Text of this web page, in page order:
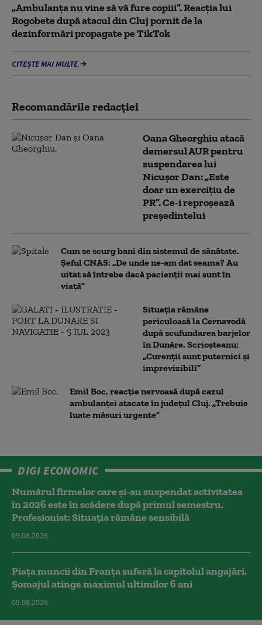
„Ambulanța nu vine să vă fure copiii”. Reacția lui
Rogobete după atacul din Cluj pornit de la
dezinformări propagate pe TikTok
CITEȘTE MAI MULTE
Recomandările redacţiei
Oana Gheorghiu atacă
demersul AUR pentru
suspendarea lui
Nicușor Dan: „Este
doar un exercițiu de
PR”. Ce-i reproșează
președintelui
Cum se scurg bani din sistemul de sănătate.
Șeful CNAS: „De unde ne-am dat seama? Au
uitat să întrebe dacă pacienții mai sunt în
viață”
Situația rămâne
periculoasă la Cernavodă
după scufundarea barjelor
în Dunăre. Scrioșteanu:
„Curenții sunt puternici și
imprevizibili”
Emil Boc, reacție nervoasă după cazul
ambulanței atacate în județul Cluj. „Trebuie
luate măsuri urgente”
DIGI ECONOMIC
Numărul firmelor care și-au suspendat activitatea
în 2026 este în scădere după primul semestru.
Profesionist: Situația rămâne sensibilă
09.08.2026
Piața muncii din Franța suferă la capitolul angajări.
Șomajul atinge maximul ultimilor 6 ani
09.08.2026